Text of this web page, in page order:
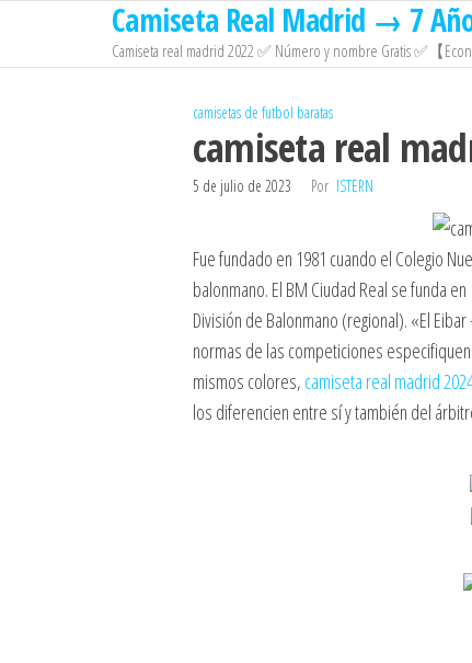
contenido
Camiseta Real Madrid → 7
Camiseta real madrid 2022 ✅ Número y nombre Gratis ✅【
camisetas de futbol baratas
camiseta real
5 de julio de 2023 Por ISTERN
Fue fundado en 1981 cuando el Colegio
balonmano. El BM Ciudad Real se funda
División de Balonmano (regional). «El
normas de las competiciones
mismos colores, camiseta real madrid
los diferencien entre sí y también del